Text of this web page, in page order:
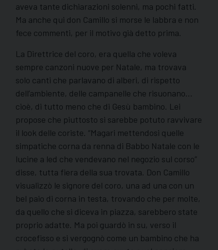
aveva tante dichiarazioni solenni, ma pochi fatti.
Ma anche qui don Camillo si morse le labbra e non
fece commenti, per il motivo già detto prima.
La Direttrice del coro, era quella che voleva
sempre canzoni nuove per Natale, ma trovava
solo canti che parlavano di alberi, di rispetto
dell’ambiente, delle campanelle che risuonano…
cioè, di tutto meno che di Gesù bambino. Lei
propose che piuttosto si sarebbe potuto ravvivare
il look delle coriste. “Magari mettendosi quelle
simpatiche corna da renna di Babbo Natale con le
lucine a led che vendevano nel negozio sul corso”
disse, tutta fiera della sua trovata. Don Camillo
visualizzò le signore del coro, una ad una con un
bel paio di corna in testa, trovando che per molte,
da quello che si diceva in piazza, sarebbero state
proprio adatte. Ma poi guardò in su, verso il
crocefisso e si vergognò come un bambino che ha